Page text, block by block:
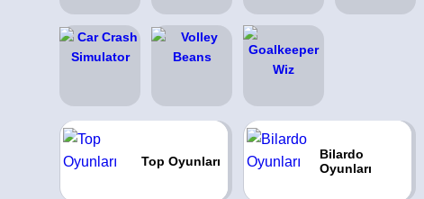
Top Oyunları
Bilardo
Oyunları